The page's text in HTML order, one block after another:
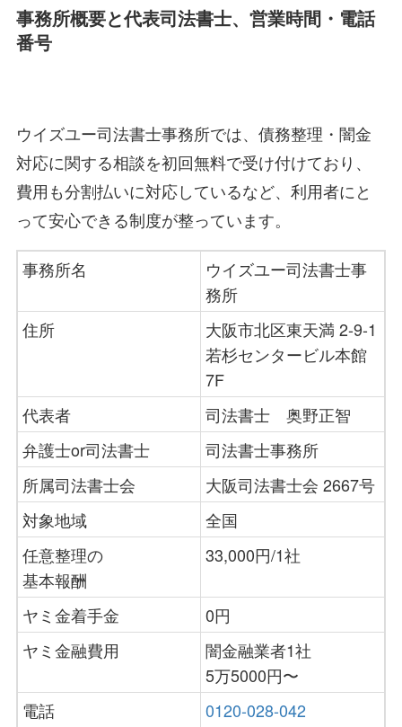
事務所概要と代表司法書士、営業時間・電話
番号
ウイズユー司法書士事務所では、債務整理・闇金
対応に関する相談を初回無料で受け付けており、
費用も分割払いに対応しているなど、利用者にと
って安心できる制度が整っています。
事務所名
ウイズユー司法書士事
務所
住所
大阪市北区東天満 2-9-1
若杉センタービル本館
7F
代表者
司法書士 奥野正智
弁護士or司法書士
司法書士事務所
所属司法書士会
大阪司法書士会 2667号
対象地域
全国
任意整理の
基本報酬
33,000円/1社
ヤミ金着手金
0円
ヤミ金融費用
闇金融業者1社
5万5000円〜
電話
0120-028-042